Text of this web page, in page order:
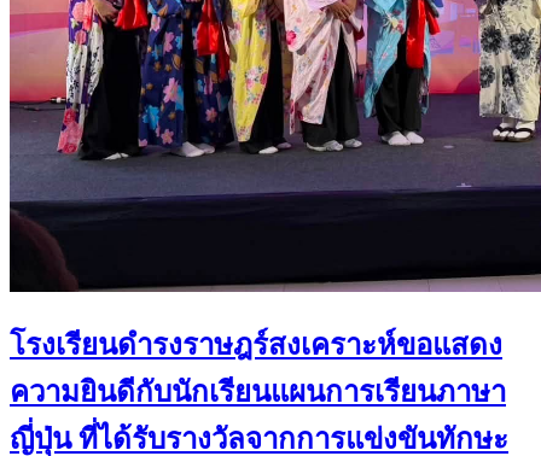
โรงเรียนดำรงราษฎร์สงเคราะห์ขอแสดง
ความยินดีกับนักเรียนแผนการเรียนภาษา
ญี่ปุ่น ที่ได้รับรางวัลจากการแข่งขันทักษะ